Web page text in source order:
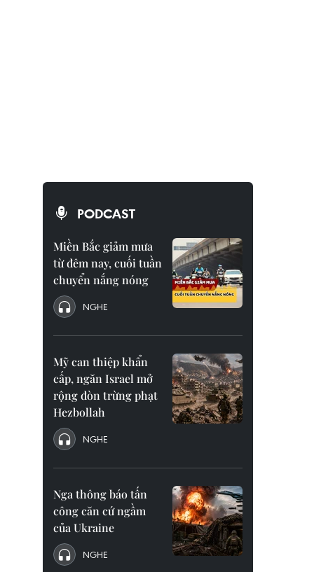
PODCAST
Miền Bắc giảm mưa
từ đêm nay, cuối tuần
chuyển nắng nóng
NGHE
Mỹ can thiệp khẩn
cấp, ngăn Israel mở
rộng đòn trừng phạt
Hezbollah
NGHE
Nga thông báo tấn
công căn cứ ngầm
của Ukraine
NGHE